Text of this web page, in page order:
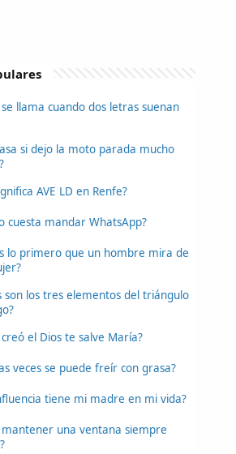
se llama cuando dos letras suenan
si dejo la moto parada mucho
AVE LD en Renfe?
cuesta mandar WhatsApp?
lo primero que un hombre mira de
son los tres elementos del triángulo
creó el Dios te salve María?
veces se puede freír con grasa?
tiene mi madre en mi vida?
mantener una ventana siempre